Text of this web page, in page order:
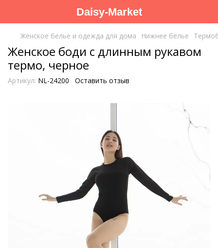
Daisy-Market
Женское белье и одежда для дома Нижнее белье
Женское боди с длинным рукавом
термо, черное
Артикул: NL-24200 Оставить отзыв